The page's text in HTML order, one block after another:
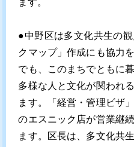
ます。
●中野区は多文化共生の
クマップ」作成にも協力
でも、このまちでともに
多様な人と文化が関われ
ます。「経営・管理ビザ
のエスニック店が営業継
ます。区長は、多文化共